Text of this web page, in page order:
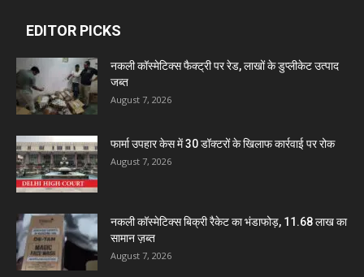
Dava India
Invision Pharma Limited
Ben Pharmaceuticals
Marxx Pharma
Mcneil & Argus Pharmaceuticals Limited
EDITOR PICKS
नकली कॉस्मेटिक्स फैक्ट्री पर रेड, लाखों के डुप्लीकेट उत्पाद
जब्त
August 7, 2026
फार्मा उपहार केस में 30 डॉक्टरों के खिलाफ कार्रवाई पर रोक
August 7, 2026
नकली कॉस्मेटिक्स बिक्री रैकेट का भंडाफोड़, 11.68 लाख का
सामान ज़ब्त
August 7, 2026